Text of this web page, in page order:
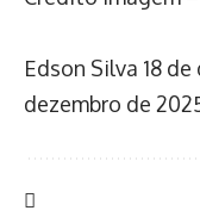
Edson Silva 18
dezembro de